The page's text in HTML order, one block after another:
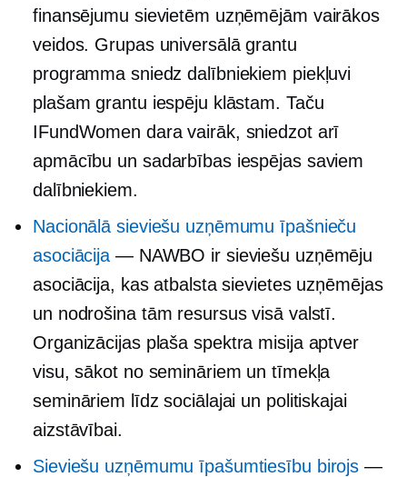
finansējumu sievietēm uzņēmējām vairākos
veidos. Grupas universālā grantu
programma sniedz dalībniekiem piekļuvi
plašam grantu iespēju klāstam. Taču
IFundWomen dara vairāk, sniedzot arī
apmācību un sadarbības iespējas saviem
dalībniekiem.
Nacionālā sieviešu uzņēmumu īpašnieču
asociācija — NAWBO ir sieviešu uzņēmēju
asociācija, kas atbalsta sievietes uzņēmējas
un nodrošina tām resursus visā valstī.
Organizācijas plaša spektra misija aptver
visu, sākot no semināriem un tīmekļa
semināriem līdz sociālajai un politiskajai
aizstāvībai.
Sieviešu uzņēmumu īpašumtiesību birojs —